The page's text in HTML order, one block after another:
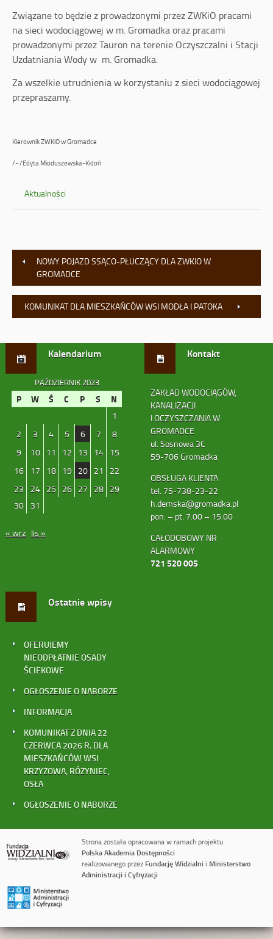
Związane to będzie z prowadzonymi przez ZWKiO pracami
na sieci wodociągowej w m. Gromadka oraz pracami
prowadzonymi przez Tauron na terenie Oczyszczalni i Stacji
Uzdatniania Wody w m. Gromadka.
Za wszelkie utrudnienia w korzystaniu z sieci wodociągowej
przepraszamy.
Kierownik ZWKiO w Gromadce
/- /Edyta Mioduszewska-Kidoń
Aktualności
NOWY POJAZD SSĄCO-PŁUCZĄCY DLA ZWKIO W
GROMADCE
KOMUNIKAT DLA MIESZKAŃCÓW WSI MODŁA I PATOKA
Kalendarium
PAŹDZIERNIK 2023
P W Ś C P S N
1
2
3 4 5 6 7
8
9
10 11 12 13 14
15
16
17 18 19 20 21
22
23
24 25 26 27 28
29
30
31
« wrz lis »
Kontakt
ZAKŁAD WODOCIĄGÓW,
KANALIZACJI
I OCZYSZCZANIA W
GROMADCE
ul. Sosnowa 3C
59-706 Gromadka
OBSŁUGA KLIENTA
tel. 75-738-23-22
h.demska@gromadka.pl
pon. – pt. 7.00 – 15.00
CAŁODOBOWY NR
ALARMOWY
721 520 005
Ostatnie wpisy
OFERUJEMY
NIEODPŁATNIE OSADY
ŚCIEKOWE
OGŁOSZENIE O NABORZE
INFORMACJA
KOMUNIKAT Z DNIA 22
CZERWCA 2026 R. DLA
MIESZKAŃCÓW WSI
KRZYŻOWA, RÓŻYNIEC,
OSŁA
OGŁOSZENIE O NABORZE
Strona została opracowana w ramach projektu
Polska Akademia Dostępności
realizowanego przez Fundację Widzialni i Ministerstwo
Administracji i Cyfryzacji